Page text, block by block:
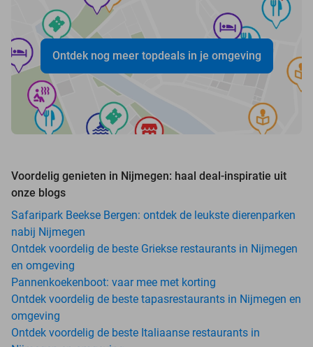
Ontdek nog meer topdeals in je omgeving
Voordelig genieten in Nijmegen: haal deal-inspiratie uit
onze blogs
Safaripark Beekse Bergen: ontdek de leukste dierenparken
nabij Nijmegen
Ontdek voordelig de beste Griekse restaurants in Nijmegen
en omgeving
Pannenkoekenboot: vaar mee met korting
Ontdek voordelig de beste tapasrestaurants in Nijmegen en
omgeving
Ontdek voordelig de beste Italiaanse restaurants in